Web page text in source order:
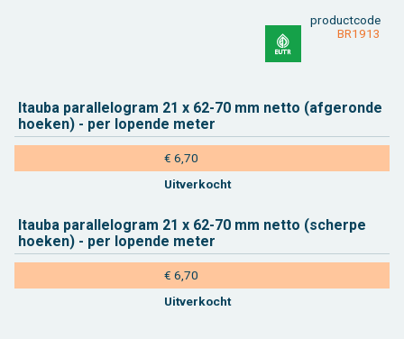
product­code
BR1913
Itau­ba pa­ral­le­lo­gram 21 x 62-70 mm netto (af­ge­ron­de
hoe­ken) - per lo­pen­de meter
€ 6,70
Uit­ver­kocht
Itau­ba pa­ral­le­lo­gram 21 x 62-70 mm netto (scher­pe
hoe­ken) - per lo­pen­de meter
€ 6,70
Uit­ver­kocht